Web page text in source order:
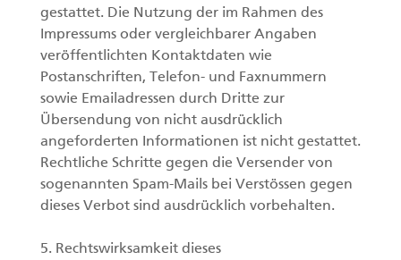
gestattet. Die Nutzung der im Rahmen des
Impressums oder vergleichbarer Angaben
veröffentlichten Kontaktdaten wie
Postanschriften, Telefon- und Faxnummern
sowie Emailadressen durch Dritte zur
Übersendung von nicht ausdrücklich
angeforderten Informationen ist nicht gestattet.
Rechtliche Schritte gegen die Versender von
sogenannten Spam-Mails bei Verstössen gegen
dieses Verbot sind ausdrücklich vorbehalten.
5. Rechtswirksamkeit dieses